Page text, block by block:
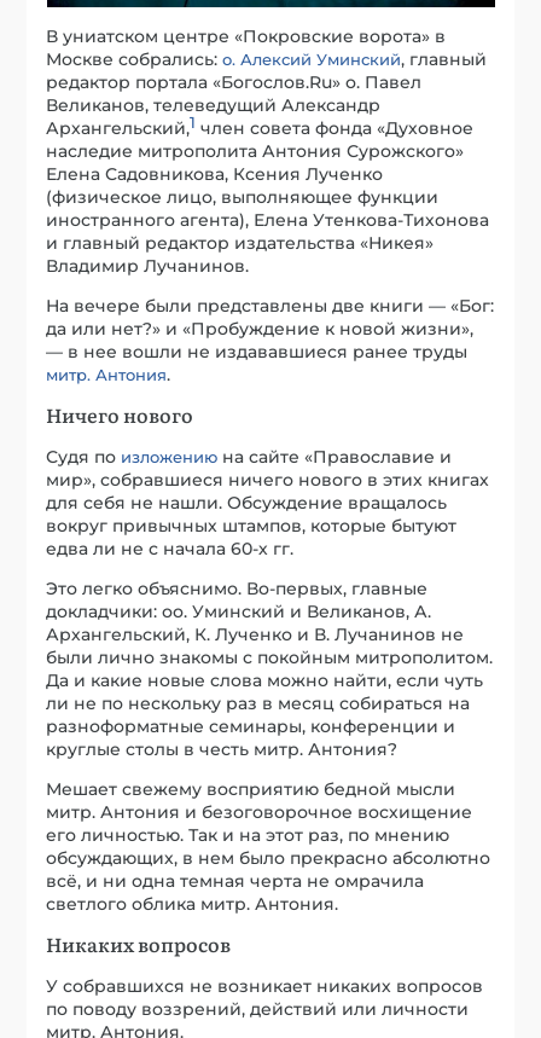
В униатском центре «Покровские ворота» в
Москве собрались:о. Алексий Уминский, главный
редактор портала «Богослов.Ru» о. Павел
Великанов, телеведущий Александр
Архангельский,1 член совета фонда «Духовное
наследие митрополита Антония Сурожского»
Елена Садовникова, Ксения Лученко
(физическое лицо, выполняющее функции
иностранного агента), Елена Утенкова-Тихонова
и главный редактор издательства «Никея»
Владимир Лучанинов.
На вечере были представлены две книги — «Бог:
да или нет?» и «Пробуждение к новой жизни»,
— в нее вошли не издававшиеся ранее труды
митр. Антония.
Ничего нового
Судя по изложению на сайте «Православие и
мир», собравшиеся ничего нового в этих книгах
для себя не нашли. Обсуждение вращалось
вокруг привычных штампов, которые бытуют
едва ли не с начала 60-х гг.
Это легко объяснимо. Во-первых, главные
докладчики: оо. Уминский и Великанов, А.
Архангельский, К. Лученко и В. Лучанинов не
были лично знакомы с покойным митрополитом.
Да и какие новые слова можно найти, если чуть
ли не по нескольку раз в месяц собираться на
разноформатные семинары, конференции и
круглые столы в честь митр. Антония?
Мешает свежему восприятию бедной мысли
митр. Антония и безоговорочное восхищение
его личностью. Так и на этот раз, по мнению
обсуждающих, в нем было прекрасно абсолютно
всё, и ни одна темная черта не омрачила
светлого облика митр. Антония.
Никаких вопросов
У собравшихся не возникает никаких вопросов
по поводу воззрений, действий или личности
митр. Антония.